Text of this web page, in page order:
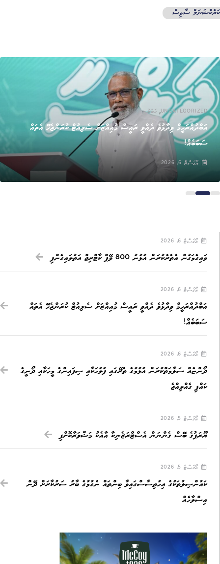
ސާވިސް
UNCATEGORIZED
,ޚަބަރު
އަބްދުއްރަހީމް ވިދާޅުވެ ދެއްވީ ރައީސް މުއިއްޒަށް ސެލިއުޓް ކުރަންޖެހޭ އެތައް
ސަބަބެއް!
އޯގަސްޓް 6, 2026
އޯގަސްޓް 6, 2026
ވައިގެމަގުން އެތެރެކުރަން އުޅުނު 800 ވޭޕް ކާޓްރިޖް އަތުލައިގެންފި
އޯގަސްޓް 6, 2026
އަބްދުއްރަހީމް ވިދާޅުވެ ދެއްވީ ރައީސް މުއިއްޒަށް ސެލިއުޓް ކުރަންޖެހޭ އެތައް
ސަބަބެއް!
އޯގަސްޓް 6, 2026
ދޯންޏެއް ސަލާމަތްކުރަން އުޅުމުގެ ތެރޭގައި ފުލުހަކާއި ސިފައިންގެ މީހަކާއި ދޯނީގެ
ކައްޕި ގެއްލިއްޖެ
އޯގަސްޓް 5, 2026
ޔޫރަޕުގެ ބޭސް ގެންނަން އެސްޓްރަޒެނިކާ އާއެކު މަޝްވަރާކޮށްފި
އޯގަސްޓް 5, 2026
ކައުންސިލުތަކުގެ އިހުތިސާސްގައިވާ ބިންތައް ނެގުމުގެ ބާރު ސަރުކާރަށް ދޭން
އިސްލާހެއް